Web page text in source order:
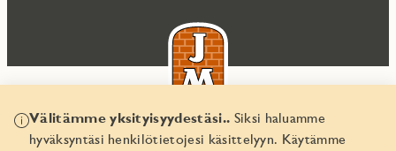
Välitämme yksityisyydestäsi.. Siksi haluamme
hyväksyntäsi henkilötietojesi käsittelyyn. Käytämme
© JM Suomi OY 2026